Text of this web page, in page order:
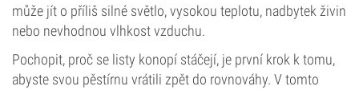
může jít o příliš silné světlo, vysokou teplotu, nadbytek živin
nebo nevhodnou vlhkost vzduchu.
Pochopit, proč se listy konopí stáčejí, je první krok k tomu,
abyste svou pěstírnu vrátili zpět do rovnováhy. V tomto